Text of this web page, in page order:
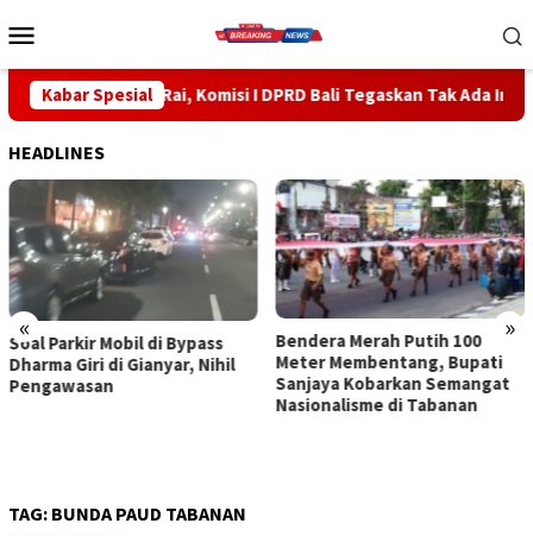
ke
Mobile
Kabar Spesial
Rai, Komisi I DPRD Bali Tegaskan Tak Ada Indikasi
HEADLINES
« »
Bendera Merah Putih 100
Meter Membentang, Bupati
Sanjaya Kobarkan Semangat
Sidak Bea Cukai Ngurah Rai,
Komisi I DPRD Bali Tegaskan
Tak Ada Indikasi
Penyalahgunaan Barang
TAG: BUNDA PAUD TABANAN